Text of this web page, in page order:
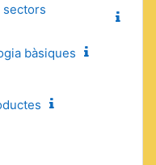
sectors
bàsiques